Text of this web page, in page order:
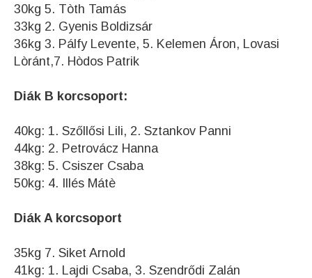
30kg 5. Tòth Tamás
33kg 2. Gyenis Boldizsár
36kg 3. Pálfy Levente, 5. Kelemen Áron, Lovasi
Lòránt,7. Hòdos Patrik
Diák B korcsoport:
40kg: 1. Szőllősi Lili, 2. Sztankov Panni
44kg: 2. Petrovácz Hanna
38kg: 5. Csiszer Csaba
50kg: 4. Illés Mátè
Diák A korcsoport
35kg 7. Siket Arnold
41kg: 1. Lajdi Csaba, 3. Szendrődi Zalán